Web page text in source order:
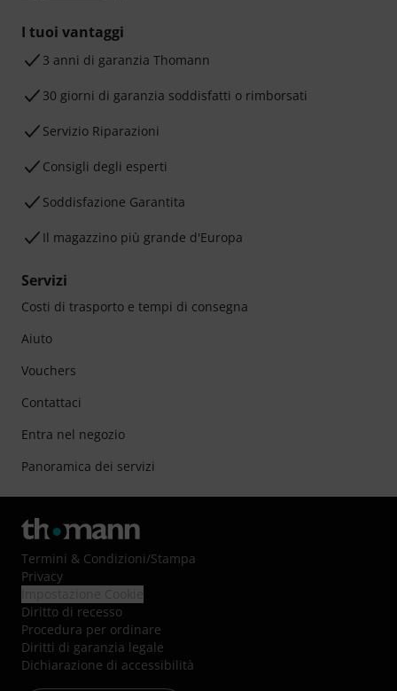
I tuoi vantaggi
3 anni di garanzia Thomann
30 giorni di garanzia soddisfatti o rimborsati
Servizio Riparazioni
Consigli degli esperti
Soddisfazione Garantita
Il magazzino più grande d'Europa
Servizi
Costi di trasporto e tempi di consegna
Aiuto
Vouchers
Contattaci
Entra nel negozio
Panoramica dei servizi
Termini & Condizioni/Stampa
Privacy
Diritto di recesso
Procedura per ordinare
Diritti di garanzia legale
Dichiarazione di accessibilità